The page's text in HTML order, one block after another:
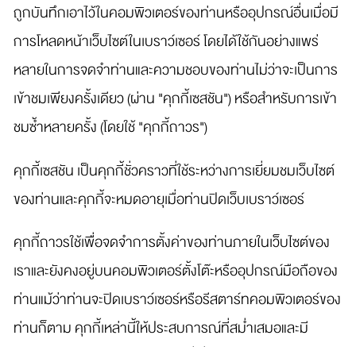
ถูกบันทึกเอาไว้ในคอมพิวเตอร์ของท่านหรืออุปกรณ์อื่นเมื่อมี
การโหลดหน้าเว็บไซต์ในเบราว์เซอร์ โดยได้ใช้กันอย่างแพร่
หลายในการจดจำท่านและความชอบของท่านไม่ว่าจะเป็นการ
เข้าชมเพียงครั้งเดียว (ผ่าน "คุกกี้เซสชัน") หรือสำหรับการเข้า
ชมซ้ำหลายครั้ง (โดยใช้ "คุกกี้ถาวร")
คุกกี้เซสชัน เป็นคุกกี้ชั่วคราวที่ใช้ระหว่างการเยี่ยมชมเว็บไซต์
ของท่านและคุกกี้จะหมดอายุเมื่อท่านปิดเว็บเบราว์เซอร์
คุกกี้ถาวรใช้เพื่อจดจำการตั้งค่าของท่านภายในเว็บไซต์ของ
เราและยังคงอยู่บนคอมพิวเตอร์ตั้งโต๊ะหรืออุปกรณ์มือถือของ
ท่านแม้ว่าท่านจะปิดเบราว์เซอร์หรือรีสตาร์ทคอมพิวเตอร์ของ
ท่านก็ตาม คุกกี้เหล่านี้ให้ประสบการณ์ที่สม่ำเสมอและมี